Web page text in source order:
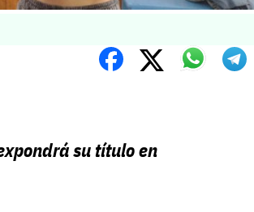
su título en